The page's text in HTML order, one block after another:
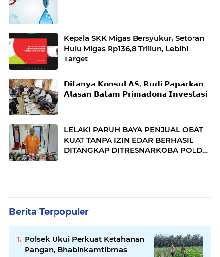
Kepala SKK Migas Bersyukur, Setoran
Hulu Migas Rp136,8 Triliun, Lebihi
Target
𝗗𝗶𝘁𝗮𝗻𝘆𝗮 𝗞𝗼𝗻𝘀𝘂𝗹 𝗔𝗦, 𝗥𝘂𝗱𝗶 𝗣𝗮𝗽𝗮𝗿𝗸𝗮𝗻
𝗔𝗹𝗮𝘀𝗮𝗻 𝗕𝗮𝘁𝗮𝗺 𝗣𝗿𝗶𝗺𝗮𝗱𝗼𝗻𝗮 𝗜𝗻𝘃𝗲𝘀𝘁𝗮𝘀𝗶
LELAKI PARUH BAYA PENJUAL OBAT
KUAT TANPA IZIN EDAR BERHASIL
DITANGKAP DITRESNARKOBA POLDA
Berita Terpopuler
Polsek Ukui Perkuat Ketahanan
Pangan, Bhabinkamtibmas